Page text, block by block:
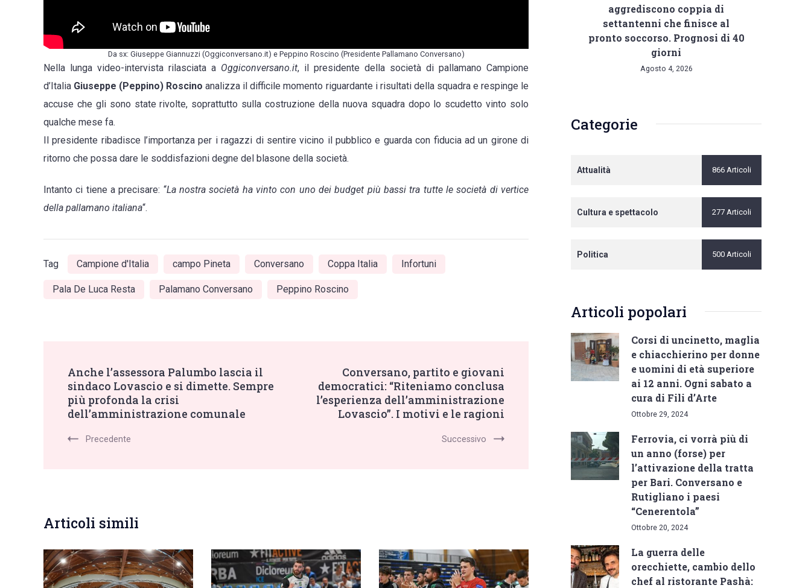
Da sx: Giuseppe Giannuzzi (Oggiconversano.it) e Peppino Roscino (Presidente Pallamano Conversano)
Nella lunga video-intervista rilasciata a Oggiconversano.it, il presidente della società di pallamano Campione
d’Italia Giuseppe (Peppino) Roscinoanalizza il difficile momento riguardante i risultati della squadra e respinge le
accuse che gli sono state rivolte, soprattutto sulla costruzione della nuova squadra dopo lo scudetto vinto solo
qualche mese fa.
Il presidente ribadisce l’importanza per i ragazzi di sentire vicino il pubblico e guarda con fiducia ad un girone di
ritorno che possa dare le soddisfazioni degne del blasone della società.
Intanto ci tiene a precisare: “La nostra società ha vinto con uno dei budget più bassi tra tutte le società di vertice
della pallamano italiana“.
Tag Campione d'Italia campo Pineta Conversano Coppa Italia Infortuni
Pala De Luca Resta Palamano Conversano Peppino Roscino
Post
Navigation
Anche l’assessora Palumbo lascia il
sindaco Lovascio e si dimette. Sempre
più profonda la crisi
dell’amministrazione comunale
Precedente
Conversano, partito e giovani
democratici: “Riteniamo conclusa
l’esperienza dell’amministrazione
Lovascio”. I motivi e le ragioni
Successivo
Articoli simili
aggrediscono coppia di
settantenni che finisce al
pronto soccorso. Prognosi di 40
giorni
Agosto 4, 2026
Categorie
Attualità 866 Articoli
Cultura e spettacolo 277 Articoli
Politica 500 Articoli
Articoli popolari
Corsi di uncinetto, maglia
e chiacchierino per donne
e uomini di età superiore
ai 12 anni. Ogni sabato a
cura di Fili d’Arte
Ottobre 29, 2024
Ferrovia, ci vorrà più di
un anno (forse) per
l’attivazione della tratta
per Bari. Conversano e
Rutigliano i paesi
“Cenerentola”
Ottobre 20, 2024
La guerra delle
orecchiette, cambio dello
chef al ristorante Pashà: